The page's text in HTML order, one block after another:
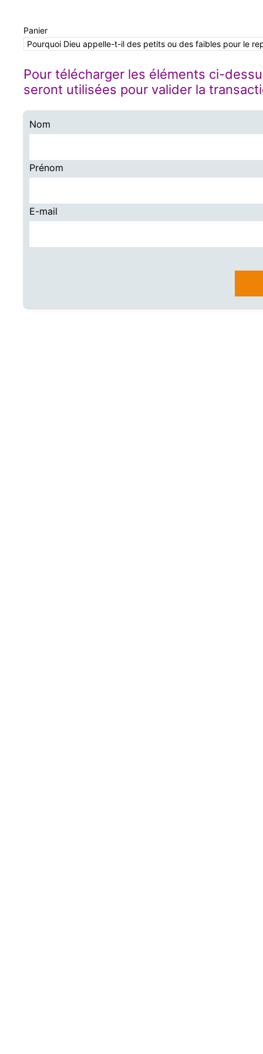
Panier
Pourquoi Dieu appelle-t-il des petits ou des faibles pour le
Pour télécharger les éléments ci-
seront utilisées pour valider la
Nom
Prénom
E-mail